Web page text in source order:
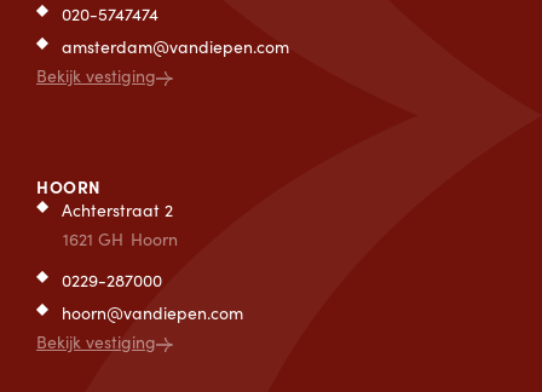
020-5747474
amsterdam@vandiepen.com
Bekijk vestiging
HOORN
Achterstraat 2
1621 GH Hoorn
0229-287000
hoorn@vandiepen.com
Bekijk vestiging